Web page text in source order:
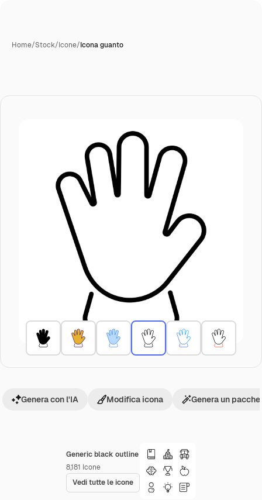
Home/Stock/Icone/Icona guanto
Generic black outline
8,181 Icone
Vedi tutte le icone
Genera con l'IA Modifica icona Genera un